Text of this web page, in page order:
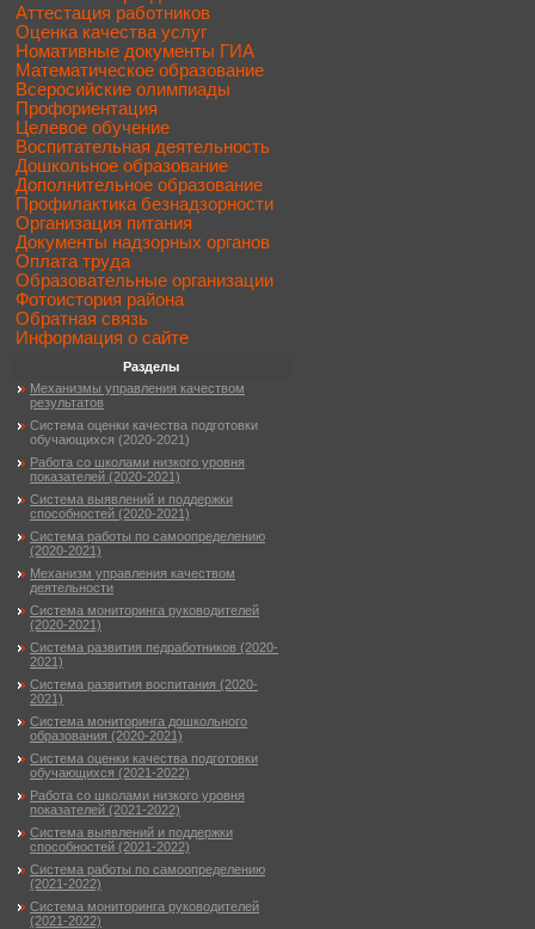
Аттестация работников
Оценка качества услуг
Номативные документы ГИА
Математическое образование
Всеросийские олимпиады
Профориентация
Целевое обучение
Воспитательная деятельность
Дошкольное образование
Дополнительное образование
Профилактика безнадзорности
Организация питания
Документы надзорных органов
Оплата труда
Образовательные организации
Фотоистория района
Обратная связь
Информация о сайте
Разделы
Механизмы управления качеством
результатов
Система оценки качества подготовки
обучающихся (2020-2021)
Работа со школами низкого уровня
показателей (2020-2021)
Система выявлений и поддержки
способностей (2020-2021)
Система работы по самоопределению
(2020-2021)
Механизм управления качеством
деятельности
Система мониторинга руководителей
(2020-2021)
Система развития педработников (2020-
2021)
Система развития воспитания (2020-
2021)
Система мониторинга дошкольного
образования (2020-2021)
Система оценки качества подготовки
обучающихся (2021-2022)
Работа со школами низкого уровня
показателей (2021-2022)
Система выявлений и поддержки
способностей (2021-2022)
Система работы по самоопределению
(2021-2022)
Система мониторинга руководителей
(2021-2022)